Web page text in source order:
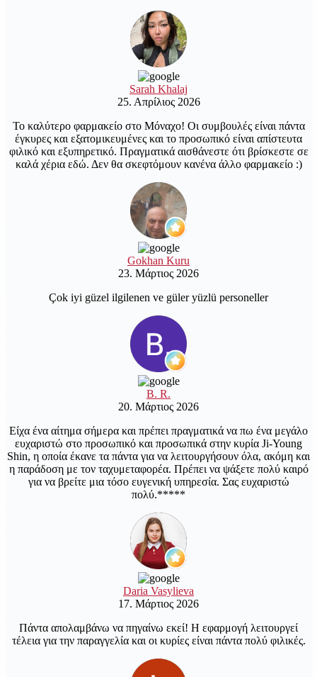
Sarah Khalaj
25. Απρίλιος 2026
Το καλύτερο φαρμακείο στο Μόναχο! Οι συμβουλές είναι πάντα
έγκυρες και εξατομικευμένες και το προσωπικό είναι απίστευτα
φιλικό και εξυπηρετικό. Πραγματικά αισθάνεστε ότι βρίσκεστε σε
καλά χέρια εδώ. Δεν θα σκεφτόμουν κανένα άλλο φαρμακείο :)
Gokhan Kuru
23. Μάρτιος 2026
Çok iyi güzel ilgilenen ve güler yüzlü personeller
B. R.
20. Μάρτιος 2026
Είχα ένα αίτημα σήμερα και πρέπει πραγματικά να πω ένα μεγάλο
ευχαριστώ στο προσωπικό και προσωπικά στην κυρία Ji-Young
Shin, η οποία έκανε τα πάντα για να λειτουργήσουν όλα, ακόμη και
η παράδοση με τον ταχυμεταφορέα. Πρέπει να ψάξετε πολύ καιρό
για να βρείτε μια τόσο ευγενική υπηρεσία. Σας ευχαριστώ
πολύ.*****
Daria Vasylieva
17. Μάρτιος 2026
Πάντα απολαμβάνω να πηγαίνω εκεί! Η εφαρμογή λειτουργεί
τέλεια για την παραγγελία και οι κυρίες είναι πάντα πολύ φιλικές.